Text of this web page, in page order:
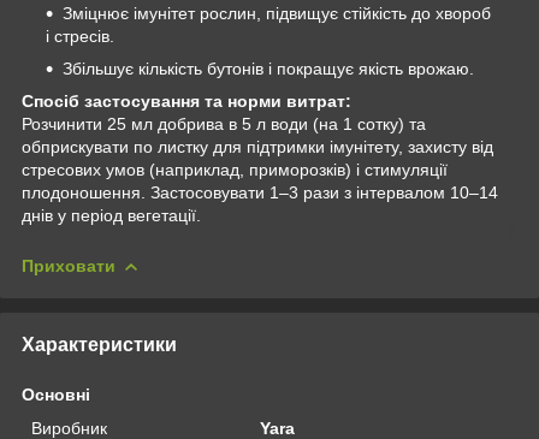
Зміцнює імунітет рослин, підвищує стійкість до хвороб
і стресів.
Збільшує кількість бутонів і покращує якість врожаю.
Спосіб застосування та норми витрат:
Розчинити 25 мл добрива в 5 л води (на 1 сотку) та
обприскувати по листку для підтримки імунітету, захисту від
стресових умов (наприклад, приморозків) і стимуляції
плодоношення. Застосовувати 1–3 рази з інтервалом 10–14
днів у період вегетації.
Приховати
Характеристики
Основні
Виробник
Yara